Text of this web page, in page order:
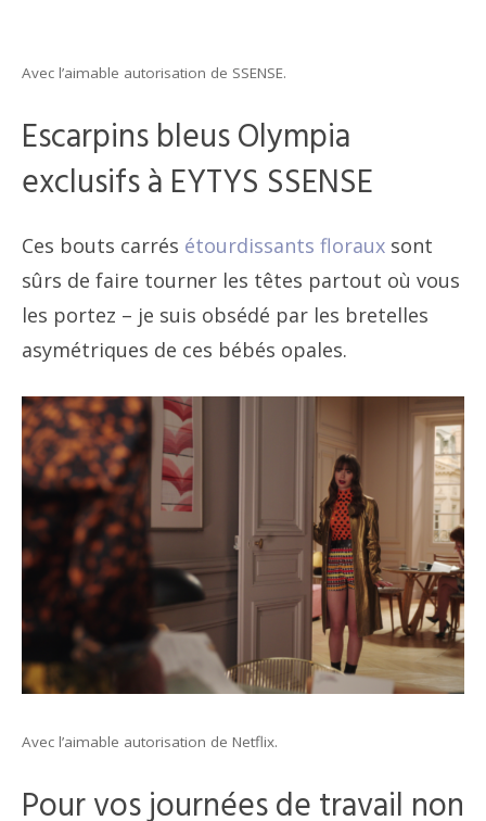
Avec l’aimable autorisation de SSENSE.
Escarpins bleus Olympia
exclusifs à EYTYS SSENSE
Ces bouts carrés étourdissants floraux sont
sûrs de faire tourner les têtes partout où vous
les portez – je suis obsédé par les bretelles
asymétriques de ces bébés opales.
Avec l’aimable autorisation de Netflix.
Pour vos journées de travail non